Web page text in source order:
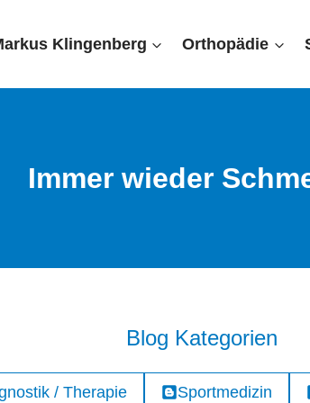
Klingenberg Orthopädie
Immer wieder
Blog Kategorien
/ Therapie Sportmedizin